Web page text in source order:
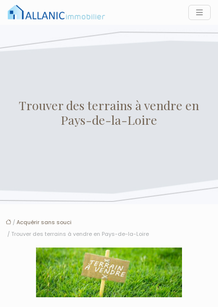
Trouver des terrains à vendre en
Pays-de-la-Loire
/Acquérir sans souci
/ Trouver des terrains à vendre en Pays-de-la-Loire